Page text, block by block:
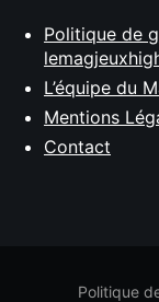
Politique de
L’équipe du
Mentions
Contact
Politique